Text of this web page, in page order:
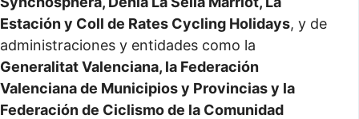
Estación y Coll de Rates Cycling Holidays, y de
administraciones y entidades como la
Generalitat Valenciana, la Federación
Valenciana de Municipios y Provincias y la
Federación de Ciclismo de la Comunidad